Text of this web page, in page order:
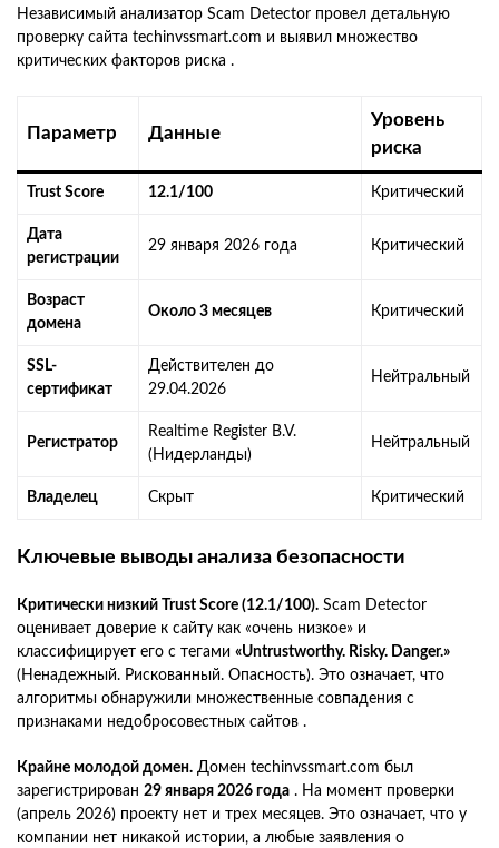
Независимый анализатор Scam Detector провел детальную
проверку сайта techinvssmart.com и выявил множество
критических факторов риска .
Параметр Данные
Уровень
риска
Trust Score 12.1/100 Критический
Дата
регистрации
29 января 2026 года Критический
Возраст
домена
Около 3 месяцев Критический
SSL-
сертификат
Действителен до
29.04.2026
Нейтральный
Регистратор
Realtime Register B.V.
(Нидерланды)
Нейтральный
Владелец Скрыт Критический
Ключевые выводы анализа безопасности
Критически низкий Trust Score (12.1/100). Scam Detector
оценивает доверие к сайту как «очень низкое» и
классифицирует его с тегами «Untrustworthy. Risky. Danger.»
(Ненадежный. Рискованный. Опасность). Это означает, что
алгоритмы обнаружили множественные совпадения с
признаками недобросовестных сайтов .
Крайне молодой домен. Домен techinvssmart.com был
зарегистрирован 29 января 2026 года . На момент проверки
(апрель 2026) проекту нет и трех месяцев. Это означает, что у
компании нет никакой истории, а любые заявления о